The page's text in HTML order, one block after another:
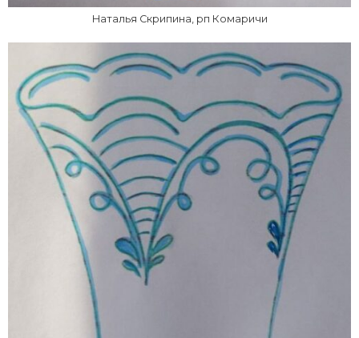
Наталья Скрипина, рп Комаричи